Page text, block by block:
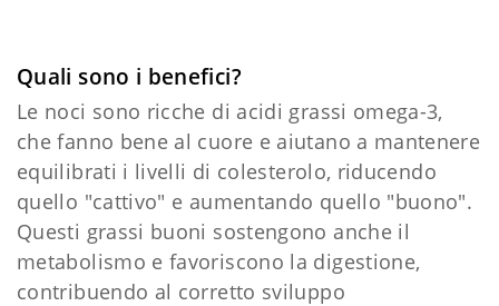
Quali sono i benefici?
Le noci sono ricche di acidi grassi omega-3,
che fanno bene al cuore e aiutano a mantenere
equilibrati i livelli di colesterolo, riducendo
quello "cattivo" e aumentando quello "buono".
Questi grassi buoni sostengono anche il
metabolismo e favoriscono la digestione,
contribuendo al corretto sviluppo